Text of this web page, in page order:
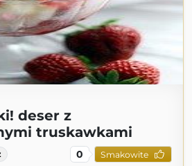
deser z
truskawkami
0 Smakowite